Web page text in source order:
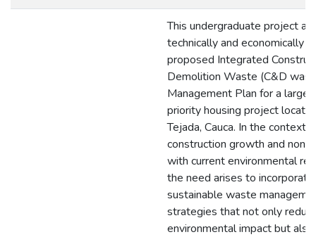
This undergraduate project
technically and economically
proposed Integrated
Demolition Waste (C&D
Management Plan for a
priority housing project
Tejada, Cauca. In the context
construction growth and non-
with current environmental
the need arises to incorporate
sustainable waste
strategies that not only
environmental impact but